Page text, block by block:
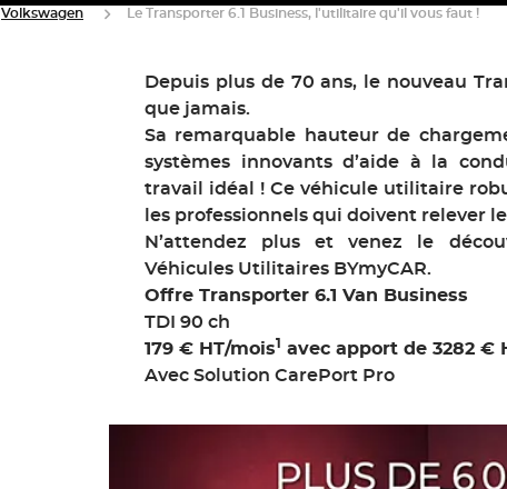
Volkswagen Le Transporter 6.1 Business, l'utilitaire qu'il vous faut !
Depuis plus de 70 ans, le nouveau
que jamais.
Sa remarquable hauteur de
systèmes innovants d’aide à la
travail idéal ! Ce véhicule utilitaire
les professionnels qui doivent relever
N’attendez plus et venez le
Véhicules Utilitaires BYmyCAR.
Offre Transporter 6.1 Van Business
TDI 90 ch
179 € HT/mois1
avec apport de 3282 €
Avec Solution CarePort Pro